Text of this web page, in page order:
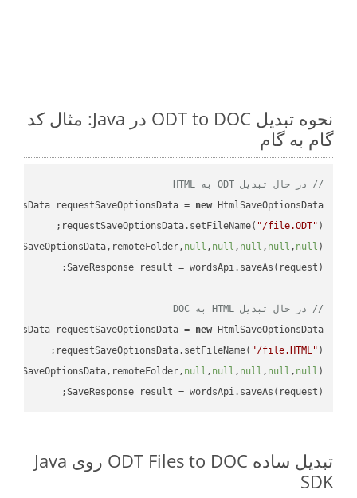
نحوه تبدیل ODT to DOC در Java: مثال کد
گام به گام
// در حال تبدیل ODT به HTML
requestSaveOptionsData = new
requestSaveOptionsData.setFileName( "/file.ODT"
null , null , null , null , null
// در حال تبدیل HTML به DOC
requestSaveOptionsData = new
requestSaveOptionsData.setFileName( "/file.HTML"
null , null , null , null , null
SaveResponse result = wordsApi.saveAs(request);
تبدیل ساده ODT Files to DOC روی Java
SDK